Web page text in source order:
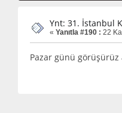
Ynt: 31. İstanbul
« Yanıtla #190 : 22
Pazar günü görüşürüz